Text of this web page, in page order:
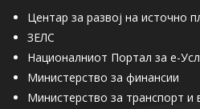
Центар за развој на источно
ЗЕЛС
Националниот Портал за е-
Министерство за финансии
Министерство за транспорт и